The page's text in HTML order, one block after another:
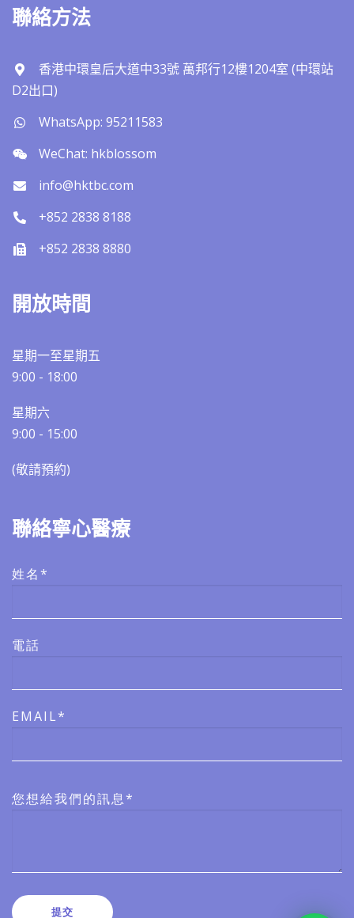
聯絡方法
香港中環皇后大道中33號 萬邦行12樓1204室 (中環站
D2出口)
WhatsApp: 95211583
WeChat: hkblossom
info@hktbc.com
+852 2838 8188
+852 2838 8880
開放時間
星期一至星期五
9:00 - 18:00
星期六
9:00 - 15:00
(敬請預約)​​
聯絡寧心醫療
姓名*
電話
EMAIL*
您想給我們的訊息*